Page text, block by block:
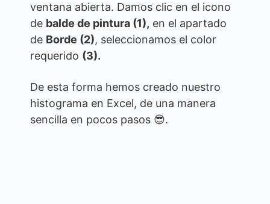
ventana abierta. Damos clic en el icono
de balde de pintura (1), en el apartado
de Borde (2), seleccionamos el color
requerido (3).
De esta forma hemos creado nuestro
histograma en Excel, de una manera
sencilla en pocos pasos 😎.